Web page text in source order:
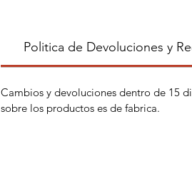
Politica de Devoluciones y
Cambios y devoluciones dentro de 15
sobre los productos es de fabrica.